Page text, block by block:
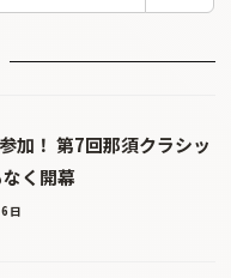
加！ 第7回那須クラシッ
く開幕
日